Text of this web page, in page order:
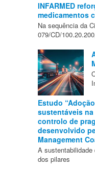
INFARMED
medicamentos
Na sequência da
079/CD/
Estudo
sustentáveis
controlo de
desenvolvido
Management
A sustentabilidade
dos pilares